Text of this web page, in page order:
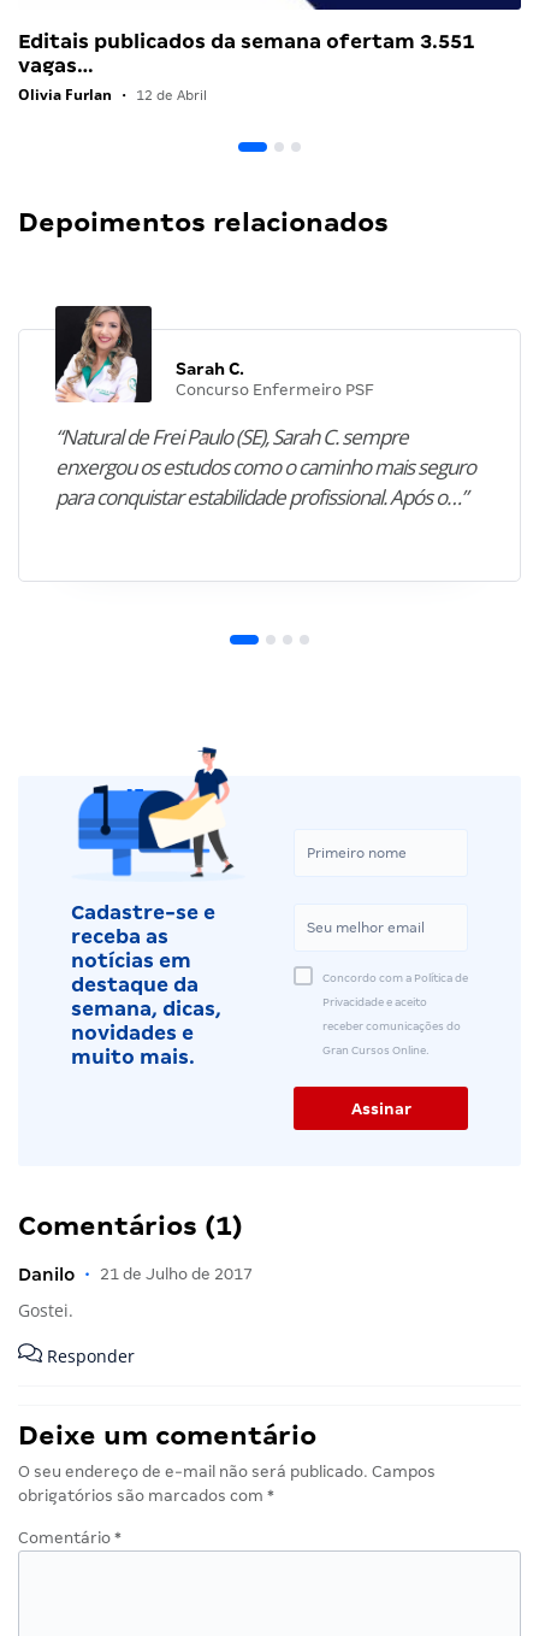
Editais publicados da semana ofertam 3.551
vagas…
Olivia Furlan • 12 de Abril
Depoimentos relacionados
Sarah C.
Concurso Enfermeiro PSF
“Natural de Frei Paulo (SE), Sarah C. sempre
enxergou os estudos como o caminho mais seguro
para conquistar estabilidade profissional. Após o…”
Cadastre-se e
receba as
notícias em
destaque da
semana, dicas,
novidades e
muito mais.
Concordo com a Política de
Privacidade e aceito
receber comunicações do
Gran Cursos Online.
Comentários (1)
Danilo • 21 de Julho de 2017
Gostei.
Responder
Deixe um comentário
O seu endereço de e-mail não será publicado. Campos
obrigatórios são marcados com *
Comentário *